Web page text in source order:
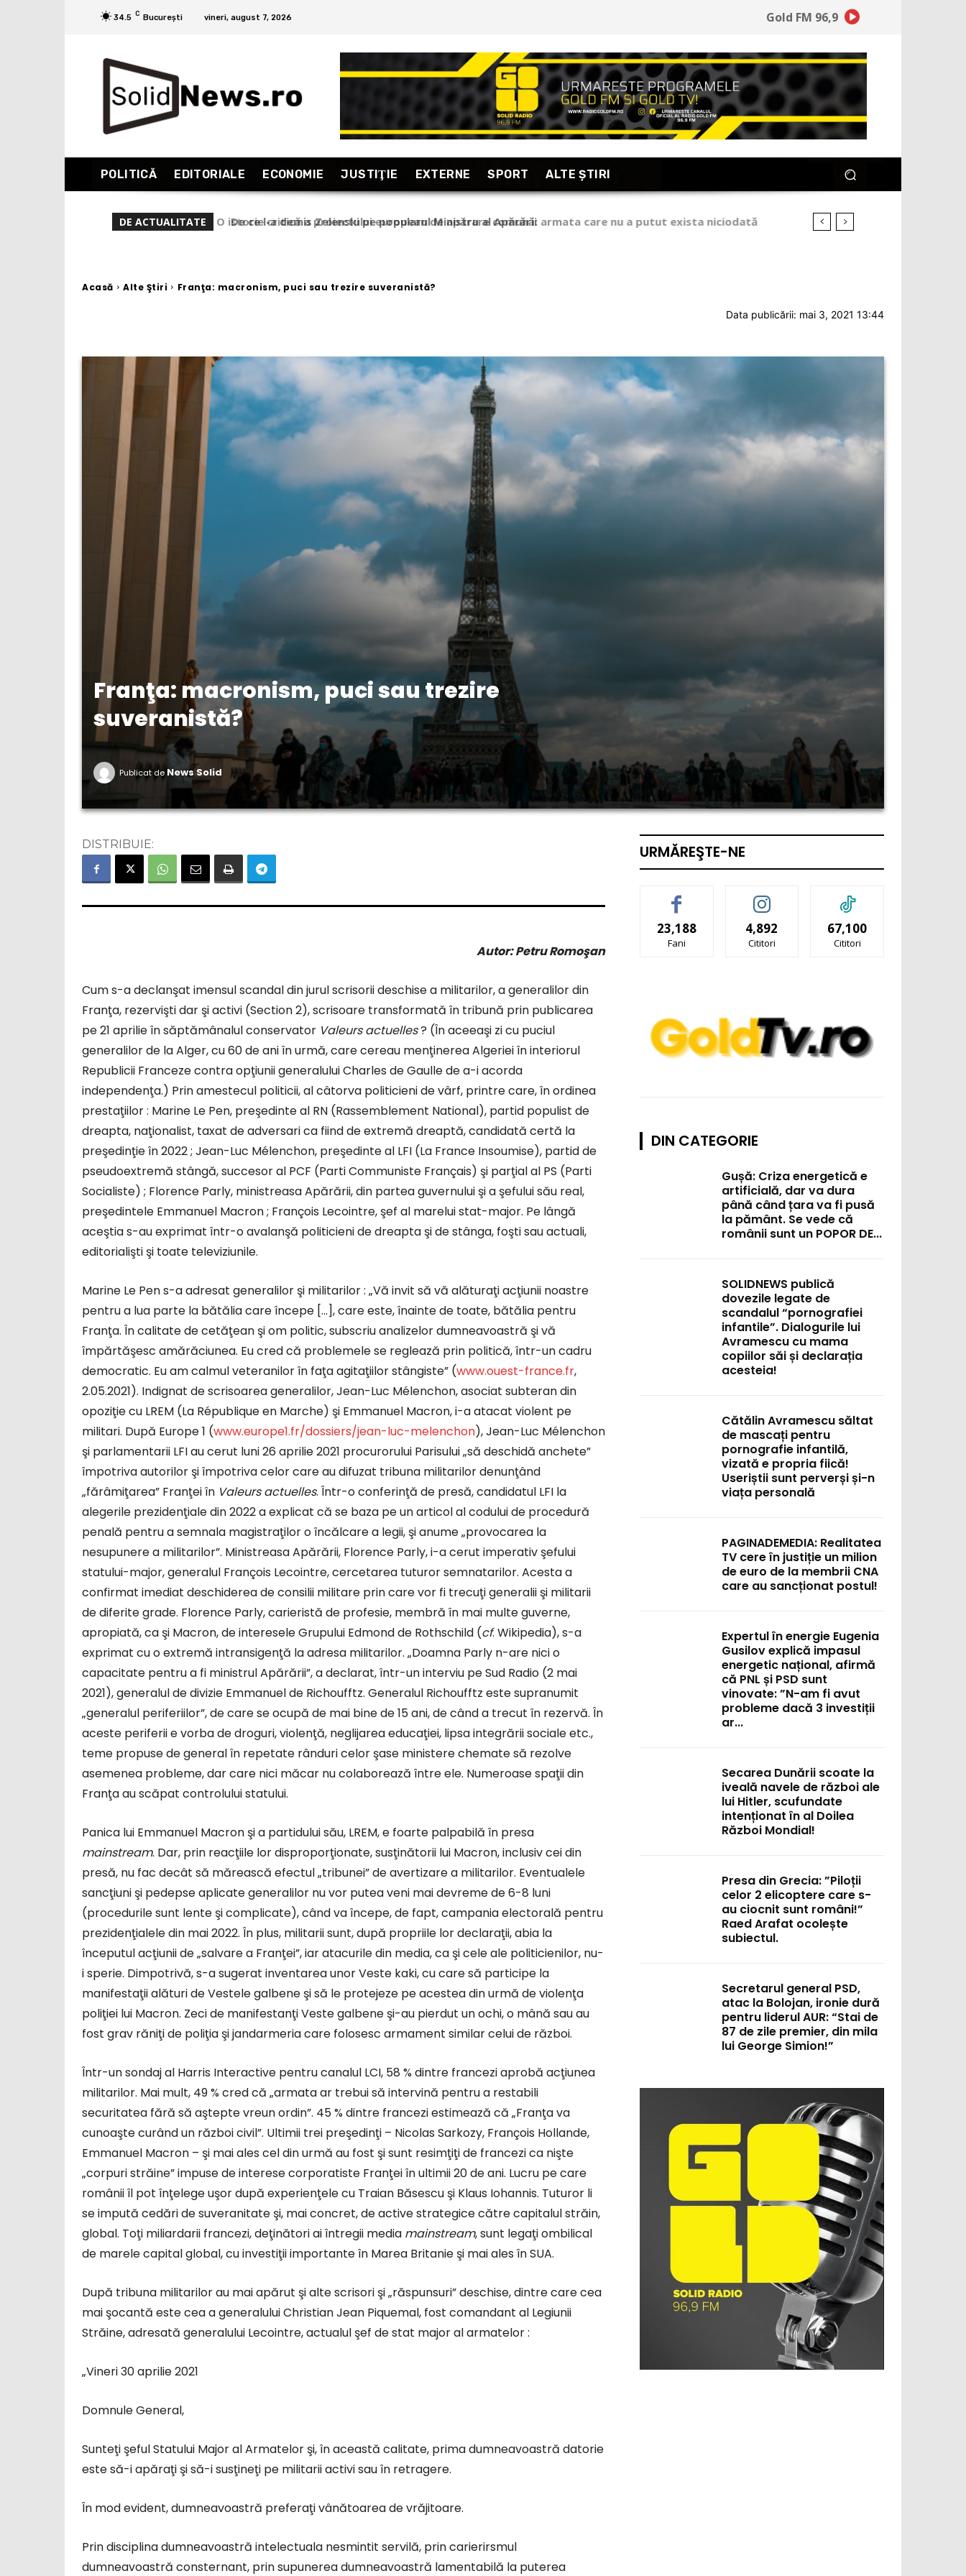
34.5 C București vineri, august 7, 2026 Gold FM 96,9
POLITICĂ EDITORIALE ECONOMIE JUSTIŢIE EXTERNE SPORT ALTE ŞTIRI
DE ACTUALITATE De ce l-a demis Zelenski pe popularul Ministru al Apărării
Acasă Alte Ştiri Franţa: macronism, puci sau trezire suveranistă?
Data publicării: mai 3, 2021 13:44
Franţa: macronism, puci sau trezire
suveranistă?
Publicat de News Solid
DISTRIBUIE:
Autor: Petru Romoşan
Cum s-a declanşat imensul scandal din jurul scrisorii deschise a militarilor, a generalilor din
Franţa, rezervişti dar şi activi (Section 2), scrisoare transformată în tribună prin publicarea
pe 21 aprilie în săptămânalul conservator Valeurs actuelles? (În aceeaşi zi cu puciul
generalilor de la Alger, cu 60 de ani în urmă, care cereau menţinerea Algeriei în interiorul
Republicii Franceze contra opţiunii generalului Charles de Gaulle de a-i acorda
independenţa.) Prin amestecul politicii, al câtorva politicieni de vârf, printre care, în ordinea
prestaţiilor : Marine Le Pen, preşedinte al RN (Rassemblement National), partid populist de
dreapta, naţionalist, taxat de adversari ca fiind de extremă dreaptă, candidată certă la
preşedinţie în 2022 ; Jean-Luc Mélenchon, preşedinte al LFI (La France Insoumise), partid de
pseudoextremă stângă, succesor al PCF (Parti Communiste Français) şi parţial al PS (Parti
Socialiste) ; Florence Parly, ministreasa Apărării, din partea guvernului şi a şefului său real,
preşedintele Emmanuel Macron ; François Lecointre, şef al marelui stat-major. Pe lângă
aceştia s-au exprimat într-o avalanşă politicieni de dreapta şi de stânga, foşti sau actuali,
editorialişti şi toate televiziunile.
Marine Le Pen s-a adresat generalilor şi militarilor : „Vă invit să vă alăturaţi acţiunii noastre
pentru a lua parte la bătălia care începe […], care este, înainte de toate, bătălia pentru
Franţa. În calitate de cetăţean şi om politic, subscriu analizelor dumneavoastră şi vă
împărtăşesc amărăciunea. Eu cred că problemele se reglează prin politică, într-un cadru
democratic. Eu am calmul veteranilor în faţa agitaţiilor stângiste” (www.ouest-france.fr,
2.05.2021). Indignat de scrisoarea generalilor, Jean-Luc Mélenchon, asociat subteran din
opoziţie cu LREM (La République en Marche) şi Emmanuel Macron, i-a atacat violent pe
militari. După Europe 1 (www.europe1.fr/dossiers/jean-luc-melenchon), Jean-Luc Mélenchon
şi parlamentarii LFI au cerut luni 26 aprilie 2021 procurorului Parisului „să deschidă anchete”
împotriva autorilor şi împotriva celor care au difuzat tribuna militarilor denunţând
„fărâmiţarea” Franţei în Valeurs actuelles. Într-o conferinţă de presă, candidatul LFI la
alegerile prezidenţiale din 2022 a explicat că se baza pe un articol al codului de procedură
penală pentru a semnala magistraţilor o încălcare a legii, şi anume „provocarea la
nesupunere a militarilor”. Ministreasa Apărării, Florence Parly, i-a cerut imperativ şefului
statului-major, generalul François Lecointre, cercetarea tuturor semnatarilor. Acesta a
confirmat imediat deschiderea de consilii militare prin care vor fi trecuţi generalii şi militarii
de diferite grade. Florence Parly, carieristă de profesie, membră în mai multe guverne,
apropiată, ca şi Macron, de interesele Grupului Edmond de Rothschild (cf. Wikipedia), s-a
exprimat cu o extremă intransigenţă la adresa militarilor. „Doamna Parly n-are nici o
capacitate pentru a fi ministrul Apărării”, a declarat, într-un interviu pe Sud Radio (2 mai
2021), generalul de divizie Emmanuel de Richoufftz. Generalul Richoufftz este supranumit
„generalul periferiilor”, de care se ocupă de mai bine de 15 ani, de când a trecut în rezervă. În
aceste periferii e vorba de droguri, violenţă, neglijarea educaţiei, lipsa integrării sociale etc.,
teme propuse de general în repetate rânduri celor şase ministere chemate să rezolve
asemenea probleme, dar care nici măcar nu colaborează între ele. Numeroase spaţii din
Franţa au scăpat controlului statului.
Panica lui Emmanuel Macron şi a partidului său, LREM, e foarte palpabilă în presa
mainstream. Dar, prin reacţiile lor disproporţionate, susţinătorii lui Macron, inclusiv cei din
presă, nu fac decât să mărească efectul „tribunei” de avertizare a militarilor. Eventualele
sancţiuni şi pedepse aplicate generalilor nu vor putea veni mai devreme de 6-8 luni
(procedurile sunt lente şi complicate), când va începe, de fapt, campania electorală pentru
prezidenţialele din mai 2022. În plus, militarii sunt, după propriile lor declaraţii, abia la
începutul acţiunii de „salvare a Franţei”, iar atacurile din media, ca şi cele ale politicienilor, nu-
i sperie. Dimpotrivă, s-a sugerat inventarea unor Veste kaki, cu care să participe la
manifestaţii alături de Vestele galbene şi să le protejeze pe acestea din urmă de violenţa
poliţiei lui Macron. Zeci de manifestanţi Veste galbene şi-au pierdut un ochi, o mână sau au
fost grav răniţi de poliţia şi jandarmeria care folosesc armament similar celui de război.
Într-un sondaj al Harris Interactive pentru canalul LCI, 58 % dintre francezi aprobă acţiunea
militarilor. Mai mult, 49 % cred că „armata ar trebui să intervină pentru a restabili
securitatea fără să aştepte vreun ordin”. 45 % dintre francezi estimează că „Franţa va
cunoaşte curând un război civil”. Ultimii trei preşedinţi – Nicolas Sarkozy, François Hollande,
Emmanuel Macron – şi mai ales cel din urmă au fost şi sunt resimţiţi de francezi ca nişte
„corpuri străine” impuse de interese corporatiste Franţei în ultimii 20 de ani. Lucru pe care
românii îl pot înţelege uşor după experienţele cu Traian Băsescu şi Klaus Iohannis. Tuturor li
se impută cedări de suveranitate şi, mai concret, de active strategice către capitalul străin,
global. Toţi miliardarii francezi, deţinători ai întregii media mainstream, sunt legaţi ombilical
de marele capital global, cu investiţii importante în Marea Britanie şi mai ales în SUA.
După tribuna militarilor au mai apărut şi alte scrisori şi „răspunsuri” deschise, dintre care cea
mai şocantă este cea a generalului Christian Jean Piquemal, fost comandant al Legiunii
Străine, adresată generalului Lecointre, actualul şef de stat major al armatelor :
„Vineri 30 aprilie 2021
Domnule General,
Sunteţi şeful Statului Major al Armatelor şi, în această calitate, prima dumneavoastră datorie
este să-i apăraţi şi să-i susţineţi pe militarii activi sau în retragere.
În mod evident, dumneavoastră preferaţi vânătoarea de vrăjitoare.
Prin disciplina dumneavoastră intelectuala nesmintit servilă, prin carierirsmul
dumneavoastră consternant, prin supunerea dumneavoastră lamentabilă la puterea
URMĂREŞTE-NE
23,188
Fani
4,892
Cititori
67,100
Cititori
DIN CATEGORIE
Gușă: Criza energetică e
artificială, dar va dura
până când țara va fi pusă
la pământ. Se vede că
românii sunt un POPOR DE...
SOLIDNEWS publică
dovezile legate de
scandalul “pornografiei
infantile”. Dialogurile lui
Avramescu cu mama
copiilor săi și declarația
acesteia!
Cătălin Avramescu săltat
de mascați pentru
pornografie infantilă,
vizată e propria fiică!
Useriștii sunt perverși și-n
viața personală
PAGINADEMEDIA: Realitatea
TV cere în justiție un milion
de euro de la membrii CNA
care au sancționat postul!
Expertul în energie Eugenia
Gusilov explică impasul
energetic național, afirmă
că PNL și PSD sunt
vinovate: ”N-am fi avut
probleme dacă 3 investiții
ar...
Secarea Dunării scoate la
iveală navele de război ale
lui Hitler, scufundate
intenționat în al Doilea
Război Mondial!
Presa din Grecia: ”Piloții
celor 2 elicoptere care s-
au ciocnit sunt români!”
Raed Arafat ocolește
subiectul.
Secretarul general PSD,
atac la Bolojan, ironie dură
pentru liderul AUR: “Stai de
87 de zile premier, din mila
lui George Simion!”